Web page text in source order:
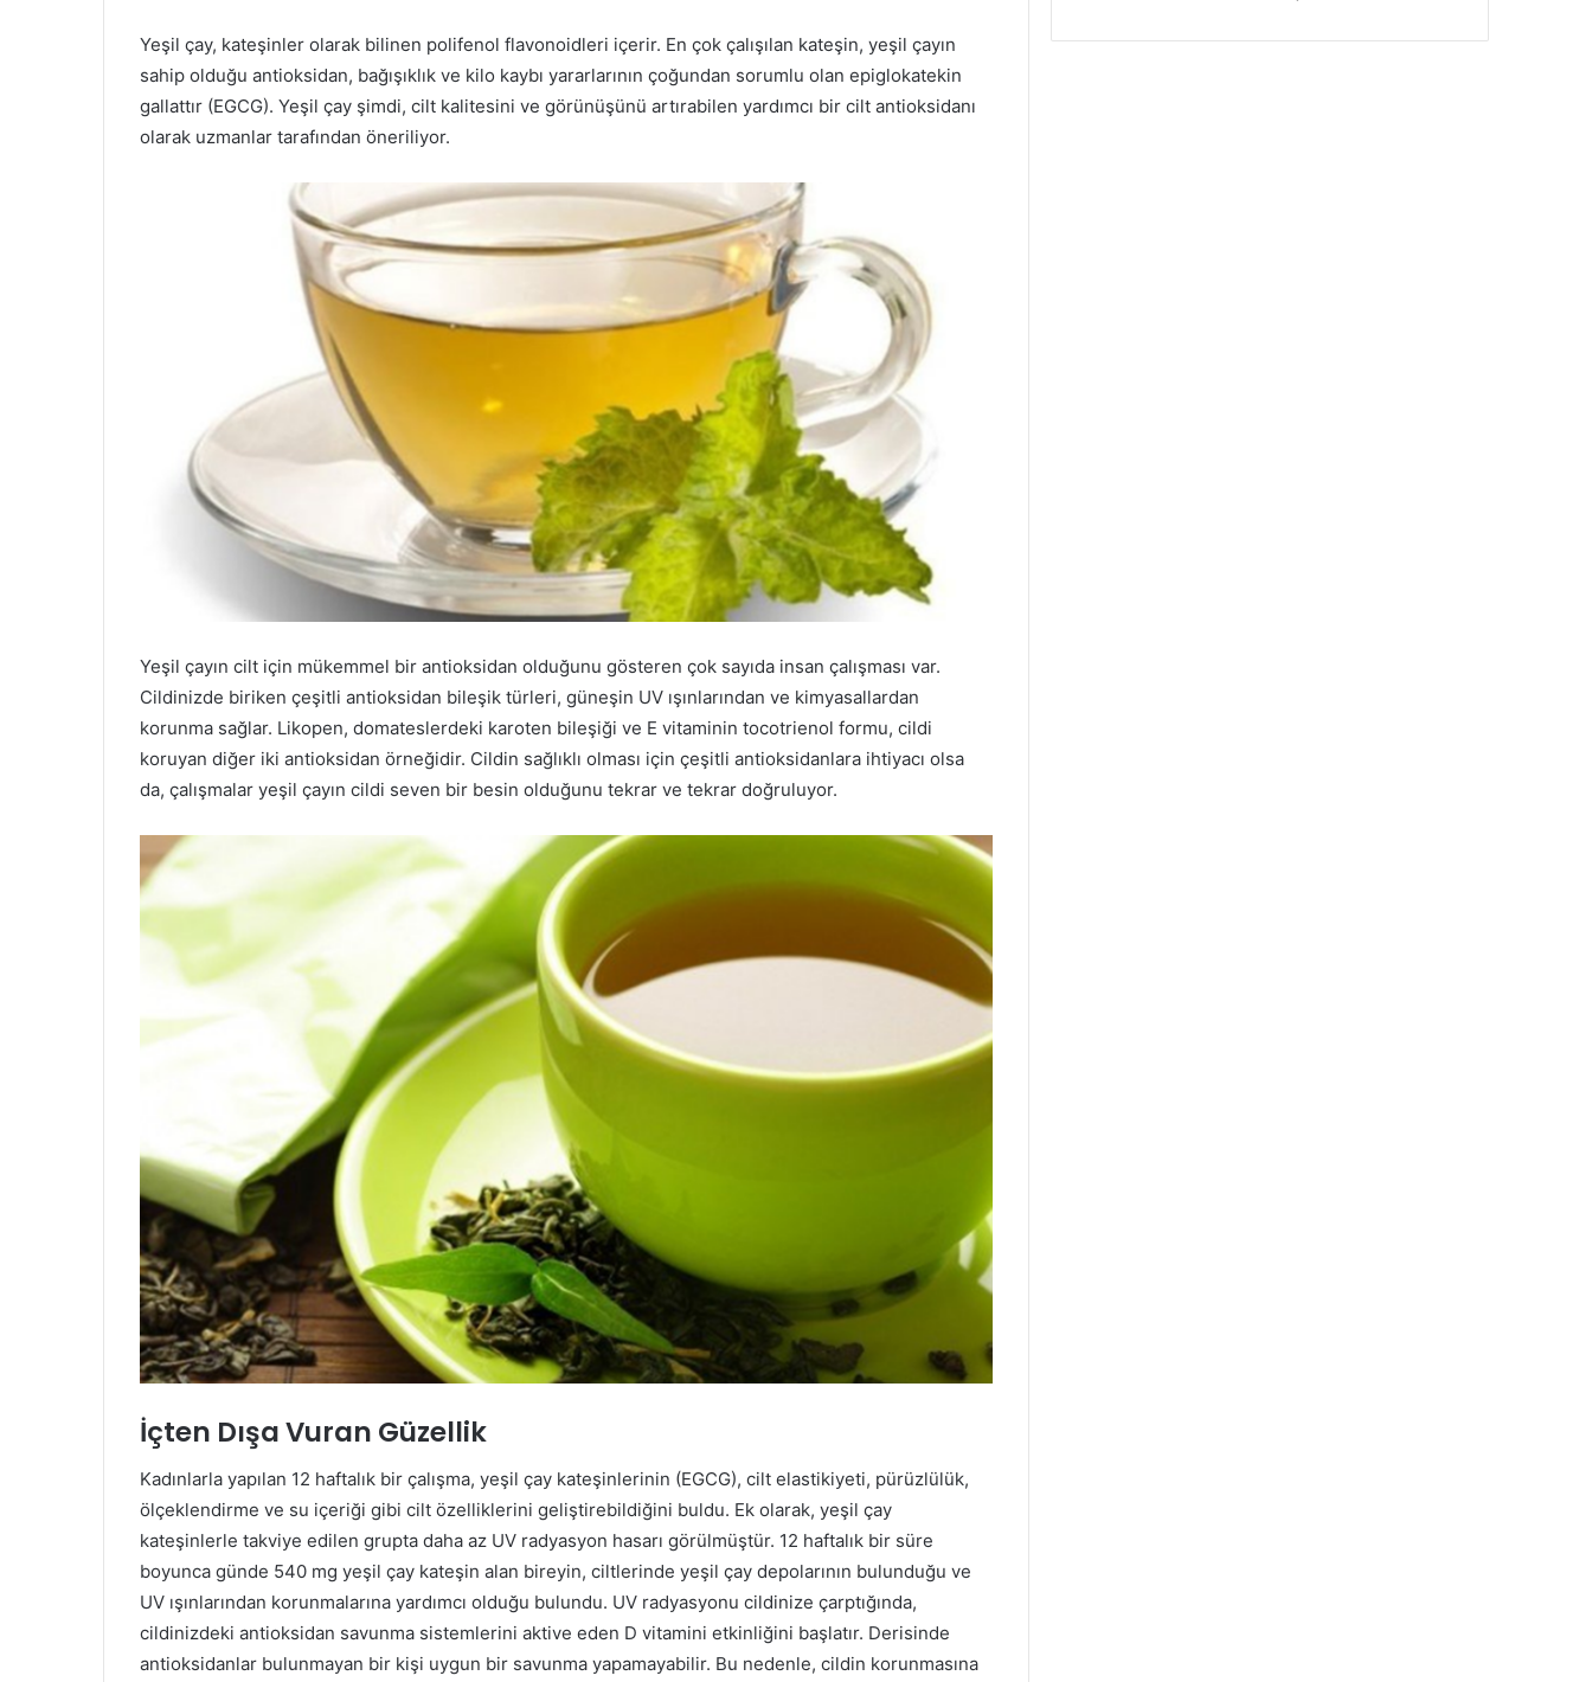
Yeşil çay, kateşinler olarak bilinen polifenol flavonoidleri içerir. En çok çalışılan kateşin, yeşil çayın
sahip olduğu antioksidan, bağışıklık ve kilo kaybı yararlarının çoğundan sorumlu olan epiglokatekin
gallattır (EGCG). Yeşil çay şimdi, cilt kalitesini ve görünüşünü artırabilen yardımcı bir cilt antioksidanı
olarak uzmanlar tarafından öneriliyor.
Yeşil çayın cilt için mükemmel bir antioksidan olduğunu gösteren çok sayıda insan çalışması var.
Cildinizde biriken çeşitli antioksidan bileşik türleri, güneşin UV ışınlarından ve kimyasallardan
korunma sağlar. Likopen, domateslerdeki karoten bileşiği ve E vitaminin tocotrienol formu, cildi
koruyan diğer iki antioksidan örneğidir. Cildin sağlıklı olması için çeşitli antioksidanlara ihtiyacı olsa
da, çalışmalar yeşil çayın cildi seven bir besin olduğunu tekrar ve tekrar doğruluyor.
İçten Dışa Vuran Güzellik
Kadınlarla yapılan 12 haftalık bir çalışma, yeşil çay kateşinlerinin (EGCG), cilt elastikiyeti, pürüzlülük,
ölçeklendirme ve su içeriği gibi cilt özelliklerini geliştirebildiğini buldu. Ek olarak, yeşil çay
kateşinlerle takviye edilen grupta daha az UV radyasyon hasarı görülmüştür. 12 haftalık bir süre
boyunca günde 540 mg yeşil çay kateşin alan bireyin, ciltlerinde yeşil çay depolarının bulunduğu ve
UV ışınlarından korunmalarına yardımcı olduğu bulundu. UV radyasyonu cildinize çarptığında,
cildinizdeki antioksidan savunma sistemlerini aktive eden D vitamini etkinliğini başlatır. Derisinde
antioksidanlar bulunmayan bir kişi uygun bir savunma yapamayabilir. Bu nedenle, cildin korunmasına